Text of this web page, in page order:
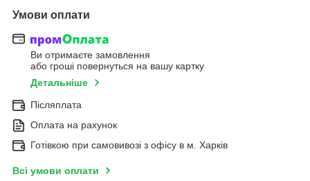
Умови оплати
Ви отримаєте замовлення
або гроші повернуться на вашу картку
Детальніше
Післяплата
Оплата на рахунок
Готівкою при самовивозі з офісу в м. Харків
Всі умови оплати